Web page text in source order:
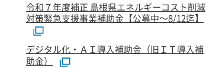
令和７年度補正 島根県エネルギーコスト削減
対策緊急支援事業補助金【公募中～8/12迄】
デジタル化・ＡＩ導入補助金（旧ＩＴ導入補
助金）